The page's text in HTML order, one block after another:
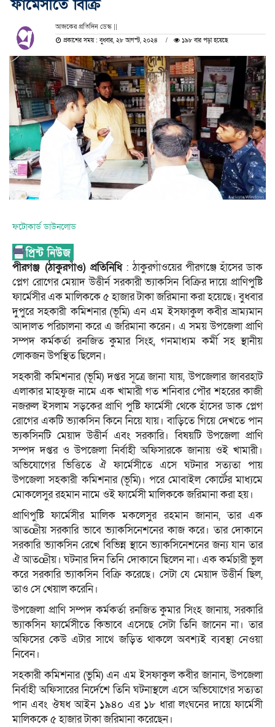
ফার্মেসীতে বিক্রি
আজকের প্রতিদিন ডেস্ক ||
প্রকাশের সময় : বুধবার, ২৮ আগস্ট, ২০২৪ ১৯৮ বার পড়া হয়েছে
ফটোকার্ড ডাউনলোড
পীরগঞ্জ (ঠাকুরগাঁও) প্রতিনিধি: ঠাকুরগাঁওয়ের পীরগঞ্জে হাঁসের ডাক
প্লেগ রোগের মেয়াদ উত্তীর্ন সরকারী ভ্যাকসিন বিক্রির দায়ে প্রাণিপুষ্টি
ফার্মেসীর এক মালিককে ৫ হাজার টাকা জরিমানা করা হয়েছে। বুধবার
দুপুরে সহকারী কমিশনার (ভূমি) এন এম ইসফাকুল কবীর ভ্রাম্যমান
আদালত পরিচালনা করে এ জরিমানা করেন। এ সময় উপজেলা প্রাণি
সম্পদ কর্মকর্তা রনজিত কুমার সিংহ, গনমাধ্যম কর্মী সহ স্থানীয়
লোকজন উপস্থিত ছিলেন।
সহকারী কমিশনার (ভূমি) দপ্তর সূত্রে জানা যায়, উপজেলার জাবরহাট
এলাকার মাহফুজ নামে এক খামারী গত শনিবার পৌর শহরের কাজী
নজরুল ইসলাম সড়কের প্রাণি পুষ্টি ফার্মেসী থেকে হাঁসের ডাক প্লেগ
রোগের একটি ভ্যাকসিন কিনে নিয়ে যায়। বাড়িতে গিয়ে দেখতে পান
ভ্যকসিনটি মেয়াদ উত্তীর্ন এবং সরকারি। বিষয়টি উপজেলা প্রাণি
সম্পদ দপ্তর ও উপজেলা নির্বাহী অফিসারকে জানায় ওই খামারী।
অভিযোগের ভিত্তিতে ঐ ফার্মেসীতে এসে ঘটনার সত্যতা পায়
উপজেলা সহকারী কমিশনার (ভূমি)। পরে মোবাইল কোর্টের মাধ্যমে
মোকলেসুর রহমান নামে ওই ফার্মেসী মালিককে জরিমানা করা হয়।
প্রাণিপুষ্টি ফার্মেসীর মালিক মকলেসুর রহমান জানান, তার এক
আতœীয় সরকারি ভাবে ভ্যাকসিনেশনের কাজ করে। তার দোকানে
সরকারি ভ্যাকসিন রেখে বিভিন্ন স্থানে ভ্যাকসিনেশনের জন্য যান তার
ঐ আতœীয়। ঘটনার দিন তিনি দোকানে ছিলেন না। এক কর্মচারী ভুল
করে সরকারি ভ্যাকসিন বিক্রি করেছে। সেটা যে মেয়াদ উত্তীর্ন ছিল,
তাও সে খেয়াল করেনি।
উপজেলা প্রাণি সম্পদ কর্মকর্তা রনজিত কুমার সিংহ জানায়, সরকারি
ভ্যাকসিন ফার্মেসীতে কিভাবে এসেছে সেটা তিনি জানেন না। তার
অফিসের কেউ এটার সাথে জড়িত থাকলে অবশ্যই ব্যবস্থা নেওয়া
নিবেন।
সহকারী কমিশনার (ভুমি) এন এম ইসফাকুল কবীর জানান, উপজেলা
নির্বাহী অফিসারের নির্দেশে তিনি ঘটনাস্থলে এসে অভিযোগের সত্যতা
পান এবং ঔষধ আইন ১৯৪০ এর ১৮ ধারা লংঘনের দায়ে ফার্মেসী
মালিককে ৫ হাজার টাকা জরিমানা করেছেন।